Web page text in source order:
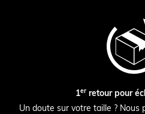
1erretour pour
Un doute sur votre taille ? Nous